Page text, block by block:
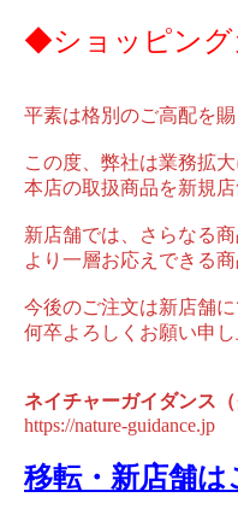
◆ショッピング
平素は格別のご高配を
この度、弊社は業務拡大
本店の取扱商品を新規
新店舗では、さらなる
より一層お応えできる
今後のご注文は新店舗に
何卒よろしくお願い申し
ネイチャーガイダンス（
https://nature-guidance.jp
移転・新店舗は